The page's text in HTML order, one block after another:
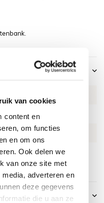
van cookies
content en
om functies
en om ons
Ook delen we
van onze site met
adverteren en
deze gegevens
die u aan ze
O-ant